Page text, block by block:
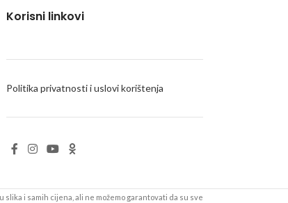
Korisni linkovi
Politika privatnosti i uslovi korištenja
i samih cijena, ali ne možemo garantovati da su sve